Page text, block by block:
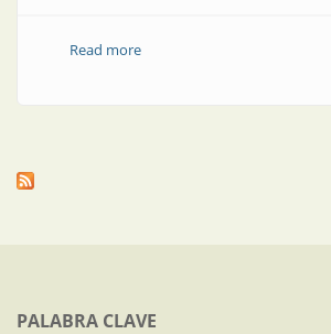
Read moreabout Congresos y
PALABRA CLAVE